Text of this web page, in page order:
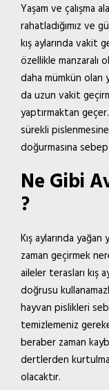
Yaşam ve çalışma
rahatladığımız ve
kış aylarında vakit
özellikle manzaralı
daha mümkün olan
da uzun vakit
yaptırmaktan
sürekli
doğurmasına
Ne Gibi
?
Kış aylarında
zaman geçirmek
aileler terasları kış
doğrusu
hayvan pislikleri
temizlemeniz
beraber zaman
dertlerden
olacaktır.